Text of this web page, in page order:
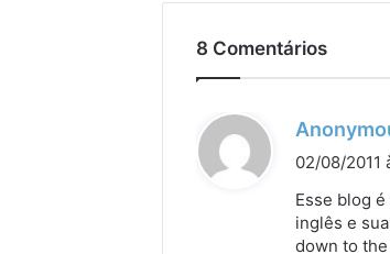
8 Comentários
02/08/2011
Esse blog
inglês e
down to